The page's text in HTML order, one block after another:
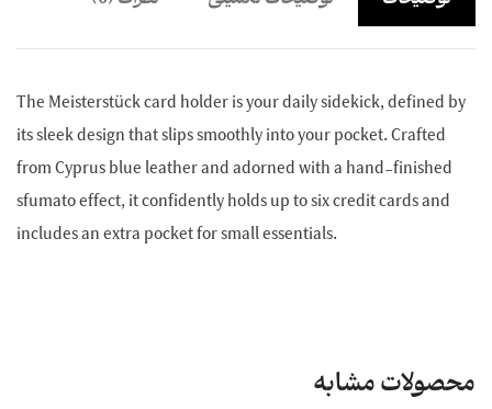
The Meisterstück card holder is your daily sidekick, defined by
its sleek design that slips smoothly into your pocket. Crafted
from Cyprus blue leather and adorned with a hand-finished
sfumato effect, it confidently holds up to six credit cards and
includes an extra pocket for small essentials.
محصولات مشابه